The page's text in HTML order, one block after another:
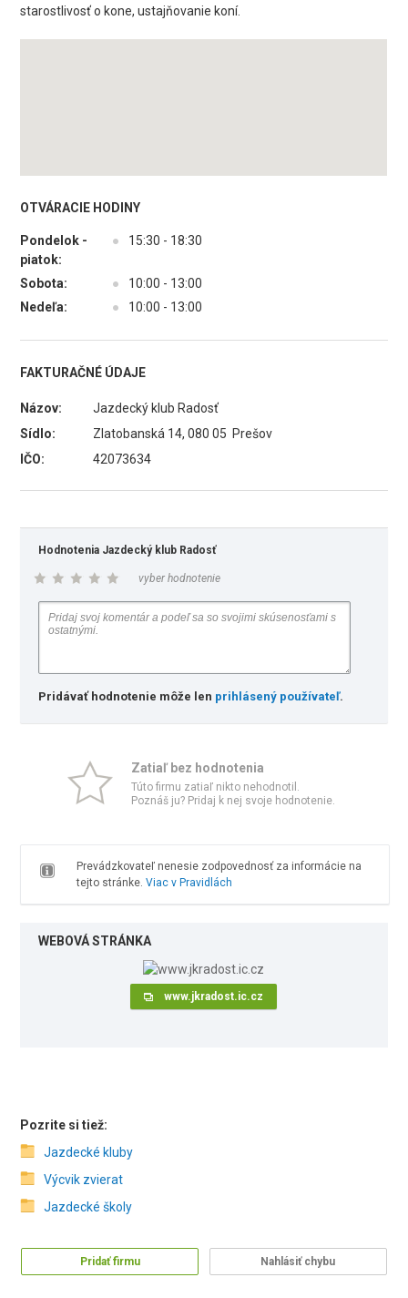
starostlivosť o kone, ustajňovanie koní.
OTVÁRACIE HODINY
Pondelok -
piatok:
● 15:30 - 18:30
Sobota: ●
10:00 - 13:00
Nedeľa:
● 10:00 - 13:00
FAKTURAČNÉ ÚDAJE
Názov:
Jazdecký klub Radosť
Sídlo:
Zlatobanská 14, 080 05 Prešov
IČO:
42073634
Hodnotenia Jazdecký klub Radosť
vyber hodnotenie
Pridávať hodnotenie môže len prihlásený používateľ.
Zatiaľ bez hodnotenia
Túto firmu zatiaľ nikto nehodnotil.
Poznáš ju? Pridaj k nej svoje hodnotenie.
Prevádzkovateľ nenesie zodpovednosť za informácie na
tejto stránke. Viac v Pravidlách
WEBOVÁ STRÁNKA
www.jkradost.ic.cz
Pozrite si tiež:
Jazdecké kluby
Výcvik zvierat
Jazdecké školy
Pridať firmu Nahlásiť chybu